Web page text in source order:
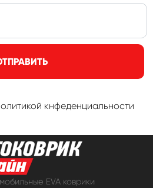
кнфеденциальности
EVA коврики